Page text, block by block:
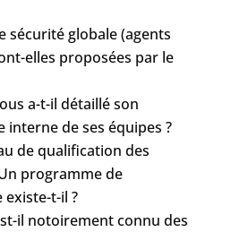
sécurité globale (agents
elles proposées par le
a-t-il détaillé son
interne de ses équipes ?
de qualification des
programme de
t-il ?
il notoirement connu des